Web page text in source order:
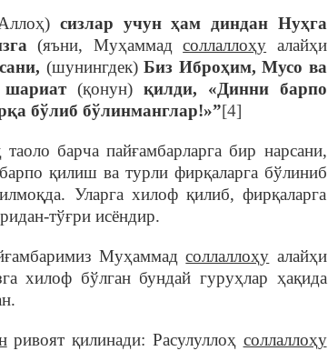
сизлар учун ҳам диндан Нуҳга
(яъни, Муҳаммадсоллаллоҳу алайҳи
(шунингдек)Биз Иброҳим, Мусо ва
(қонун)қилди, «Динни барпо
бўлиб бўлинманглар!»”[4]
барча пайғамбарларга бир нарсани,
қилиш ва турли фирқаларга бўлиниб
Уларга хилоф қилиб, фирқаларга
тўғри исёндир.
Муҳаммадсоллаллоҳу алайҳи
хилоф бўлган бундай гуруҳлар ҳақида
ривоят қилинади: Расулуллоҳ соллаллоҳу